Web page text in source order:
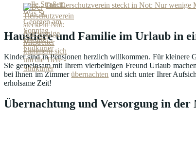
Der Tierschutzverein steckt in Not: Nur wenige
Haustiere und Familie im Urlaub in
Kinder sind in Pensionen herzlich willkommen. Für kleinere
Sie gemeinsam mit Ihrem vierbeinigen Freund Urlaub
bei Ihnen im Zimmerübernachten und sich unter Ihrer
erholsame Zeit!
Übernachtung und Versorgung in der